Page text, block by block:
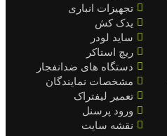
تجهیزات انباری
یدک کش
ساید لودر
ریچ استاکر
دستگاه های ضدانفجار
مشخصات نمایندگان
تعمیر لیفتراک
ورود پرسنل
نقشه سایت